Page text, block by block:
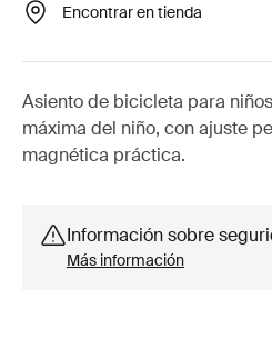
Encontrar en tienda
Asiento de bicicleta para
máxima del niño, con ajuste
magnética práctica.
Información sobre
Más información